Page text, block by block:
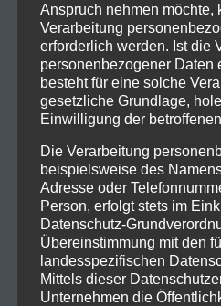
von Stereogum als „ ein
Im Februar 2017
fünftes Album „After the
Jahresbestenlisten von
wie Clash und Noisey
fast unfair gut geschriebenen
Herbst 2019 erschien „Hello
Matters das „kühnste und
Band, das ein Jahr später
Version „From Exile“ (2020)
Tour-Daten
02.06.2023 – Nürnberg,
Anspruch nehmen möchte,
Verarbeitung
erforderlich werden. Ist die
personenbezogener Daten
besteht für eine solche
gesetzliche Grundlage,
Einwilligung der
Die Verarbeitung
beispielsweise des
Adresse oder
Person, erfolgt stets im
Datenschutz-
Übereinstimmung mit den
landesspezifischen
Mittels dieser
Unternehmen die